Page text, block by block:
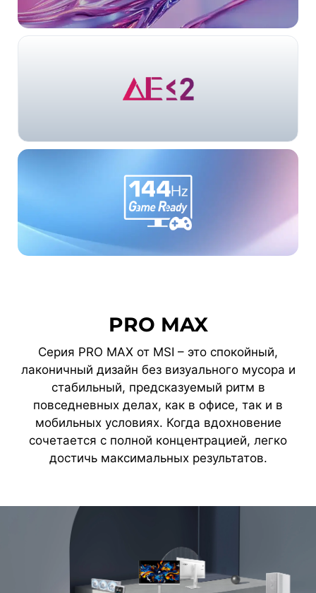
PRO MAX
Серия PRO MAX от MSI – это спокойный,
лаконичный дизайн без визуального мусора и
стабильный, предсказуемый ритм в
повседневных делах, как в офисе, так и в
мобильных условиях. Когда вдохновение
сочетается с полной концентрацией, легко
достичь максимальных результатов.